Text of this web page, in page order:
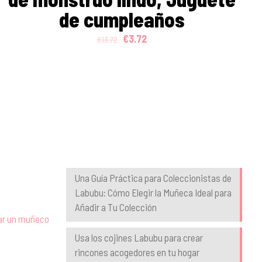
de cumpleaños
€13.72 Original
€3.72Current
un muñeco
Una Guía Práctica para Coleccionistas de
Labubu: Cómo Elegir la Muñeca Ideal para
Añadir a Tu Colección
Usa los cojines Labubu para crear
rincones acogedores en tu hogar